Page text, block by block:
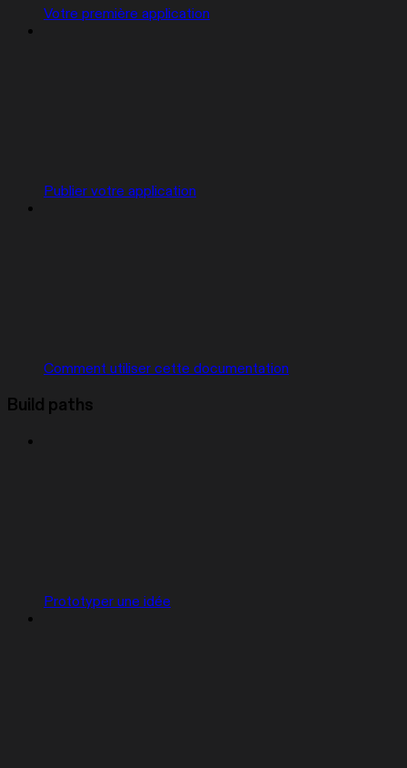
Votre première application
Publier votre application
Comment utiliser cette documentation
Build paths
Prototyper une idée